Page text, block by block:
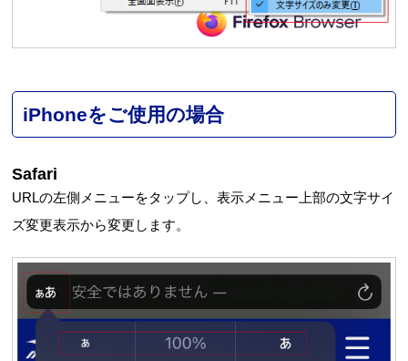
iPhoneをご使用の場合
Safari
URLの左側メニューをタップし、表示メニュー上部の文字サイ
ズ変更表示から変更します。